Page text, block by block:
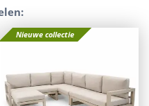
Nieuwe collectie